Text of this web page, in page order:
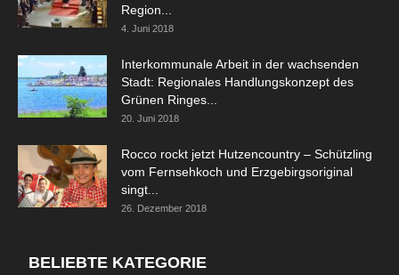
Region...
4. Juni 2018
Interkommunale Arbeit in der wachsenden
Stadt: Regionales Handlungskonzept des
Grünen Ringes...
20. Juni 2018
Rocco rockt jetzt Hutzencountry – Schützling
vom Fernsehkoch und Erzgebirgsoriginal
singt...
26. Dezember 2018
BELIEBTE KATEGORIE